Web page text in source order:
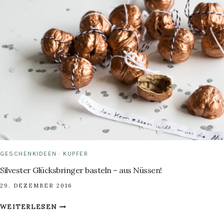
SICH
HIMMELI
TEELICHTHALTER
BASTELN
GESCHENKIDEEN · KUPFER
Silvester Glücksbringer basteln – aus Nüssen!
29. DEZEMBER 2016
WEITERLESENSILVESTER